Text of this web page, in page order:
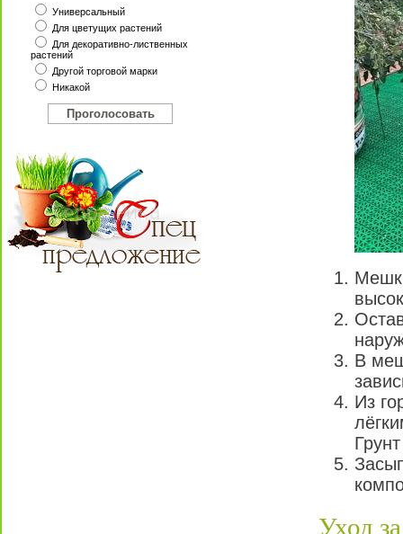
Универсальный
Для цветущих растений
Для декоративно-лиственных
растений
Другой торговой марки
Никакой
В
Из
Уход